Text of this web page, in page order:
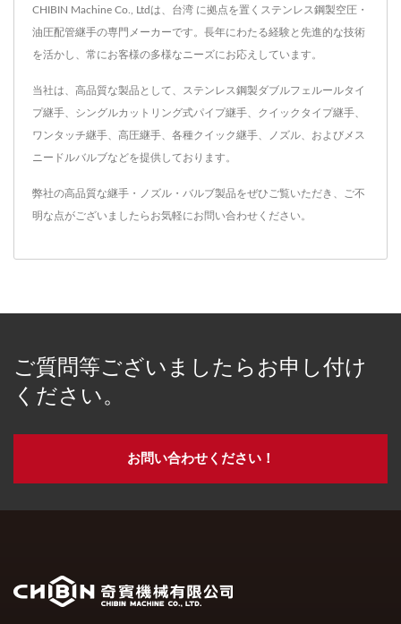
CHIBIN Machine Co., Ltdは、台湾 に拠点を置くステンレス鋼製空圧・
油圧配管継手の専門メーカーです。長年にわたる経験と先進的な技術
を活かし、常にお客様の多様なニーズにお応えしています。
当社は、高品質な製品として、ステンレス鋼製ダブルフェルールタイ
プ継手、シングルカットリング式パイプ継手、クイックタイプ継手、
ワンタッチ継手、高圧継手、各種クイック継手、ノズル、およびメス
ニードルバルブなどを提供しております。
弊社の高品質な継手・ノズル・バルブ製品をぜひご覧いただき、ご不
明な点がございましたらお気軽にお問い合わせください。
ご質問等ございましたらお申し付け
ください。
お問い合わせください！